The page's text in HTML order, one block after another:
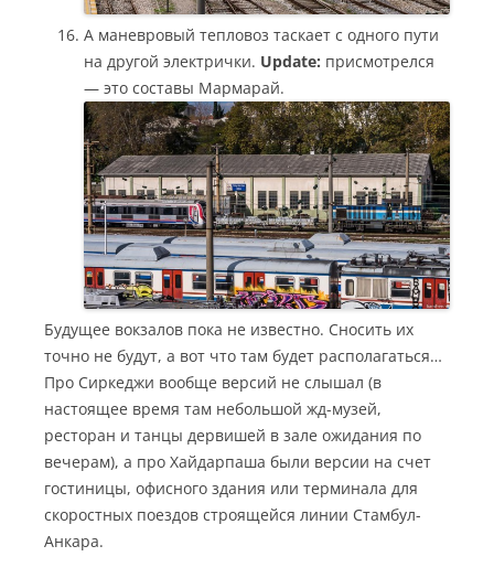
А маневровый тепловоз таскает с одного пути
на другой электрички. Update: присмотрелся
— это составы Мармарай.
Будущее вокзалов пока не известно. Сносить их
точно не будут, а вот что там будет располагаться…
Про Сиркеджи вообще версий не слышал (в
настоящее время там небольшой жд-музей,
ресторан и танцы дервишей в зале ожидания по
вечерам), а про Хайдарпаша были версии на счет
гостиницы, офисного здания или терминала для
скоростных поездов строящейся линии Стамбул-
Анкара.